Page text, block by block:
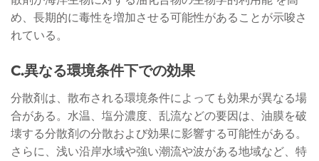
め、長期的に毒性を増加させる可能性があることが示唆さ
れている。
C.異なる環境条件下での効果
分散剤は、散布される環境条件によっても効果が異なる場
合がある。水温、塩分濃度、乱流などの要因は、油膜を破
壊する分散剤の分散および効果に影響する可能性がある。
さらに、浅い沿岸水域や強い潮流や波がある地域など、特